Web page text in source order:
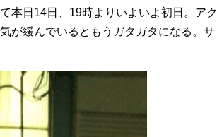
本日14日、19時よりいよいよ初日。アク
が緩んでいるともうガタガタになる。サ